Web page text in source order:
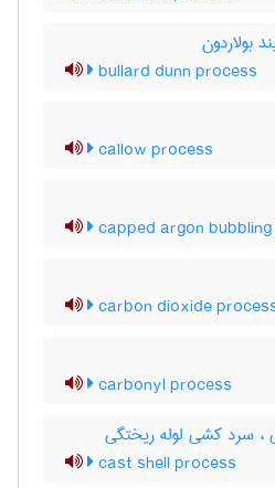
بولاردون
bullard dunn process
callow process
capped argon
carbon dioxide
carbonyl process
سرد کشی لوله ریختگی
cast shell process